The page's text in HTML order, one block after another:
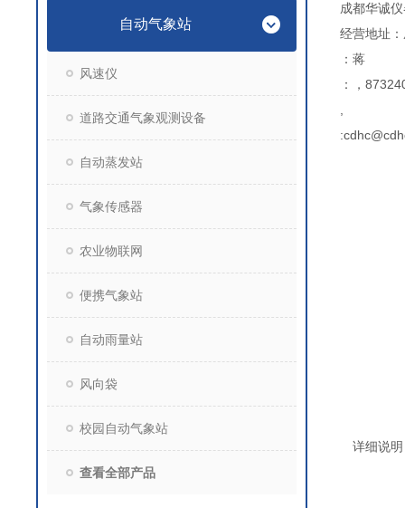
自动气象站
风速仪
道路交通气象观测设备
自动蒸发站
气象传感器
农业物联网
便携气象站
自动雨量站
风向袋
校园自动气象站
查看全部产品
成都华诚
经营地址
：蒋
：，
详细说